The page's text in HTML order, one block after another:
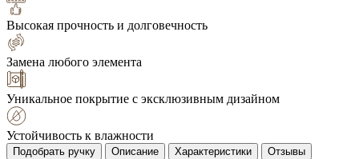
Высокая прочность и долговечность
Замена любого элемента
Уникальное покрытие с эксклюзивным дизайном
Устойчивость к влажности
Подобрать ручку Описание Характеристики
Отзывы